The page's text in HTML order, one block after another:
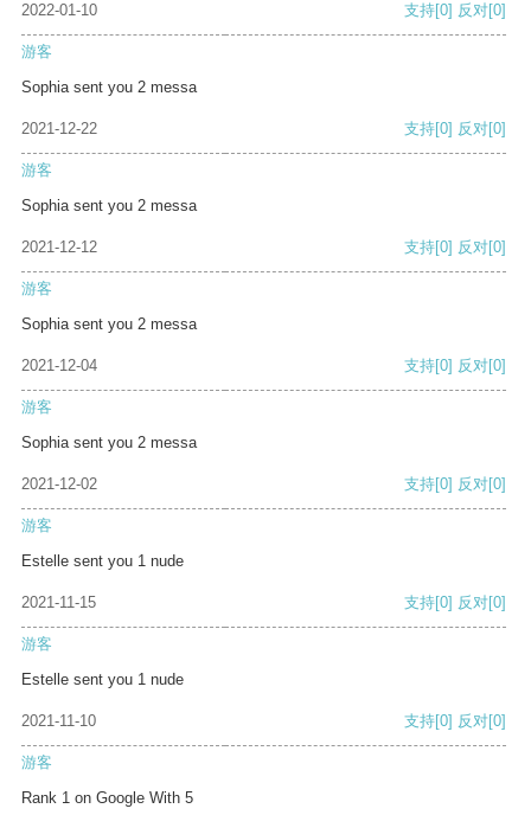
2022-01-10 支持[0] 反对[0]
游客
Sophia sent you 2 messa
2021-12-22 支持[0] 反对[0]
游客
Sophia sent you 2 messa
2021-12-12 支持[0] 反对[0]
游客
Sophia sent you 2 messa
2021-12-04 支持[0] 反对[0]
游客
Sophia sent you 2 messa
2021-12-02 支持[0] 反对[0]
游客
Estelle sent you 1 nude
2021-11-15 支持[0] 反对[0]
游客
Estelle sent you 1 nude
2021-11-10 支持[0] 反对[0]
游客
Rank 1 on Google With 5